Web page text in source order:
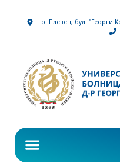
гр. Плевен, бул. "Георги